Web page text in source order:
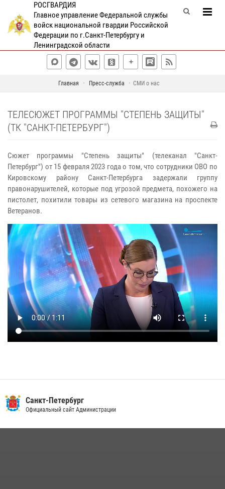
РОСГВАРДИЯ
Главное управление Федеральной службы
войск национальной гвардии Российской
Федерации по г.Санкт-Петербургу и
Ленинградской области
Главная Пресс-служба СМИ о нас
ТЕЛЕСЮЖЕТ ПРОГРАММЫ "СТЕПЕНЬ ЗАЩИТЫ"
(ТК "САНКТ-ПЕТЕРБУРГ")
Сюжет программы "Степень защиты" (телеканал "Санкт-
Петербург") от 15 февраля 2023 года о том, что сотрудники ОВО по
Кировскому району Санкт-Петербурга задержали группу
правонарушителей, которые под угрозой предмета, похожего на
пистолет, похитили товары из сетевого магазина на проспекте
Ветеранов.
Санкт-Петербург
Официальный сайт Администрации